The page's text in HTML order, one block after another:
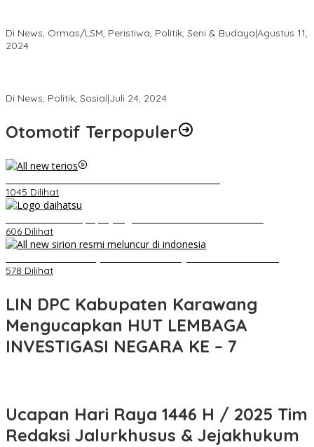
Di News, Ormas/LSM, Peristiwa, Politik, Seni & Budaya|Agustus 11,
2024
Di News, Politik, Sosial|Juli 24, 2024
Otomotif Terpopuler
1045 Dilihat
606 Dilihat
578 Dilihat
LIN DPC Kabupaten Karawang
Mengucapkan HUT LEMBAGA
INVESTIGASI NEGARA KE – 7
Ucapan Hari Raya 1446 H / 2025 Tim
Redaksi Jalurkhusus & Jejakhukum